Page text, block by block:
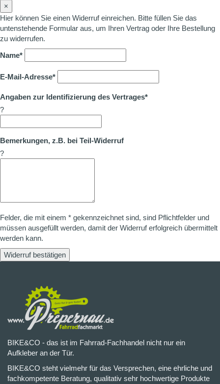
×
Hier können Sie einen Widerruf einreichen. Bitte füllen Sie das
untenstehende Formular aus, um Ihren Vertrag oder Ihre Bestellung
zu widerrufen.
Name*
E-Mail-Adresse*
Angaben zur Identifizierung des Vertrages*
?
Bemerkungen, z.B. bei Teil-Widerruf
?
Felder, die mit einem * gekennzeichnet sind, sind Pflichtfelder und
müssen ausgefüllt werden, damit der Widerruf erfolgreich übermittelt
werden kann.
Widerruf bestätigen
BIKE&CO - das ist im Fahrrad-Fachhandel nicht nur ein
Aufkleber an der Tür.
BIKE&CO steht vielmehr für das Versprechen, eine ehrliche und
fachkompetente Beratung, qualitativ sehr hochwertige Produkte